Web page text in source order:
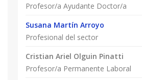
Profesor/a Ayudante Doctor/a
Susana Martín Arroyo
Profesional del sector
Cristian Ariel Olguin Pinatti
Profesor/a Permanente Laboral